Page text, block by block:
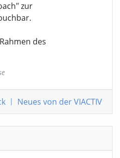
zur
des
| Neues von der VIACTIV